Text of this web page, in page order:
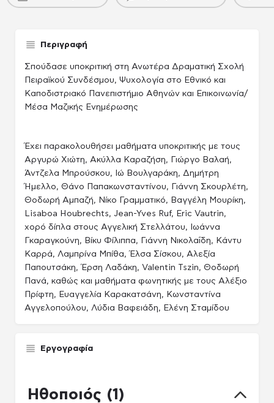
Περιγραφή
Σπούδασε υποκριτική στη Ανωτέρα Δραματική Σχολή
Πειραϊκού Συνδέσμου, Ψυχολογία στο Εθνικό και
Καποδιστριακό Πανεπιστήμιο Αθηνών και Επικοινωνία/
Μέσα Μαζικής Ενημέρωσης
Έχει παρακολουθήσει μαθήματα υποκριτικής με τους
Αργυρώ Χιώτη, Ακύλλα Καραζήση, Γιώργο Βαλαή,
Άντζελα Μπρούσκου, Ιώ Βουλγαράκη, Δημήτρη
Ήμελλο, Θάνο Παπακωνσταντίνου, Γιάννη Σκουρλέτη,
Θοδωρή Αμπαζή, Νίκο Γραμματικό, Βαγγέλη Μουρίκη,
Lisaboa Houbrechts, Jean-Yves Ruf, Eric Vautrin,
χορό δίπλα στους Αγγελική Στελλάτου, Ιωάννα
Γκαραγκούνη, Βίκυ Φίλιππα, Γιάννη Νικολαΐδη, Κάντυ
Καρρά, Λαμπρίνα Μπίθα, Έλσα Σίσκου, Αλεξία
Παπουτσάκη, Έρση Λαδάκη, Valentin Tszin, Θοδωρή
Πανά, καθώς και μαθήματα φωνητικής με τους Αλέξιο
Πρίφτη, Ευαγγελία Καρακατσάνη, Κωνσταντίνα
Αγγελοπούλου, Λύδια Βαφειάδη, Ελένη Σταμίδου
Εργογραφία
Ηθοποιός (1)